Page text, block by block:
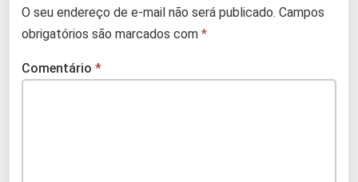
O seu endereço de e-mail não será publicado. Campos
obrigatórios são marcados com *
Comentário *